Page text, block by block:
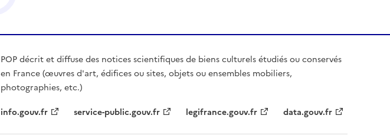
POP décrit et diffuse des notices scientifiques de biens culturels étudiés ou conservés
en France (œuvres d'art, édifices ou sites, objets ou ensembles mobiliers,
photographies, etc.)
info.gouv.fr
service-public.gouv.fr legifrance.gouv.fr data.gouv.fr